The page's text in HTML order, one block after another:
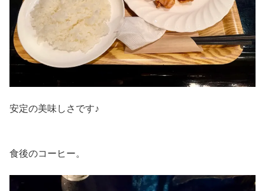
安定の美味しさです♪
食後のコーヒー。